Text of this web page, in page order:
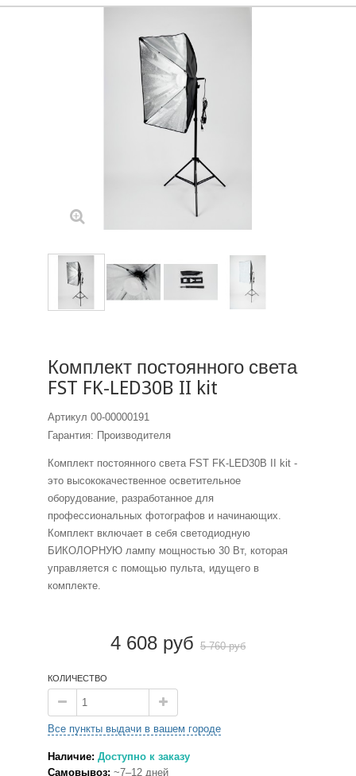
Комплект постоянного света
FST FK-LED30B II kit
Артикул 00-00000191
Гарантия: Производителя
Комплект постоянного света FST FK-LED30B II kit -
это высококачественное осветительное
оборудование, разработанное для
профессиональных фотографов и начинающих.
Комплект включает в себя светодиодную
БИКОЛОРНУЮ лампу мощностью 30 Вт, которая
управляется с помощью пульта, идущего в
комплекте.
4 608 руб 5 760 руб
КОЛИЧЕСТВО
Все пункты выдачи в вашем городе
Наличие: Доступно к заказу
Самовывоз: ~7–12 дней